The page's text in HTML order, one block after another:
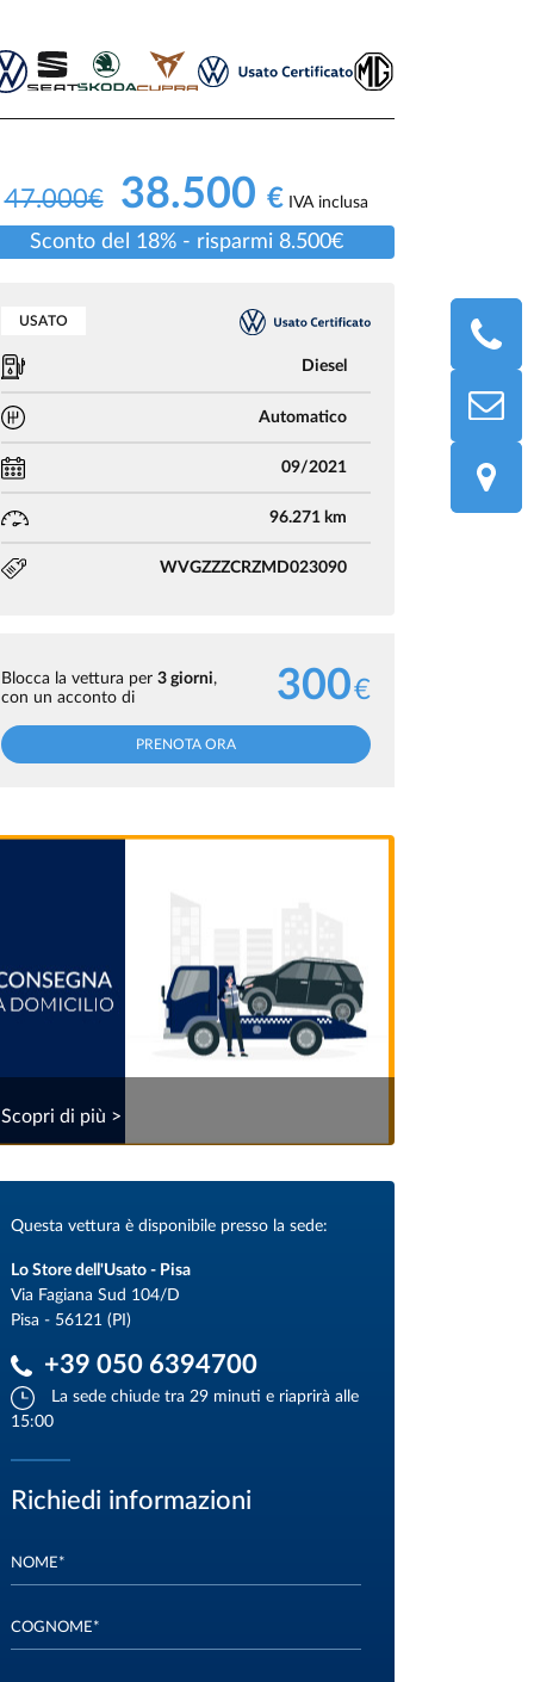
47.000€ 38.500 € IVA inclusa
Sconto del 18% - risparmi 8.500€
USATO
Diesel
Automatico
09/2021
96.271 km
WVGZZZCRZMD023090
Blocca la vettura per 3 giorni,
con un acconto di
300€
PRENOTA ORA
Scopri di più >
Questa vettura è disponibile presso la sede:
Lo Store dell'Usato - Pisa
Via Fagiana Sud 104/D
Pisa - 56121 (PI)
+39 050 6394700
La sede chiude tra 29 minuti e riaprirà alle
15:00
Richiedi informazioni
NOME*
COGNOME*